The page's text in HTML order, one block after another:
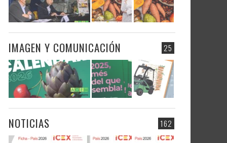
25
IMAGEN Y COMUNICACIÓN
162
NOTICIAS